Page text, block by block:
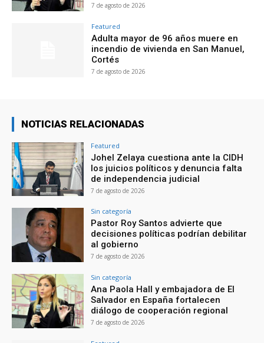
7 de agosto de 2026
Featured
Adulta mayor de 96 años muere en
incendio de vivienda en San Manuel,
Cortés
7 de agosto de 2026
NOTICIAS RELACIONADAS
Featured
Johel Zelaya cuestiona ante la CIDH
los juicios políticos y denuncia falta
de independencia judicial
7 de agosto de 2026
Sin categoría
Pastor Roy Santos advierte que
decisiones políticas podrían debilitar
al gobierno
7 de agosto de 2026
Sin categoría
Ana Paola Hall y embajadora de El
Salvador en España fortalecen
diálogo de cooperación regional
7 de agosto de 2026